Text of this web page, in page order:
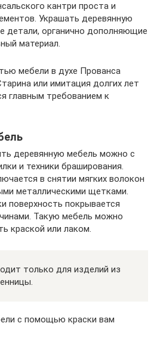
кантри проста и
Украшать деревянную
детали, органично дополняющие
материал.
мебели в духе Прованса
или имитация долгих лет
главным требованием к
деревянную мебель можно с
и техники браширования.
в снятии мягких волокон
металлическими щетками.
поверхность покрывается
Такую мебель можно
краской или лаком.
только для изделий из
с помощью краски вам